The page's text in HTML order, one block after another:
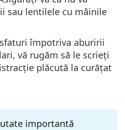
sau lentilele cu mâinile
împotriva aburirii
vă rugăm să le scrieți
plăcută la curățat
importantă